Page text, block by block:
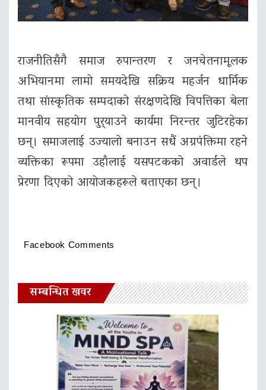
राजनीतिसँगै समाज रुपान्तरण र जनचेतनामूलक
अभियानमा लामो समयदेखि सक्रिय महर्जन धार्मिक
तथा सांस्कृतिक सम्पदाको संरक्षणदेखि विपत्तिका बेला
मानवीय सहयोग पुर्‍याउने कार्यमा निरन्तर जुटिरहेका
छन्। समाजलाई उज्यालो बनाउन सधैं अग्रपंक्तिमा रहने
व्यक्तिका रूपमा उहाँलाई यसपटकको अवार्डले थप
प्रेरणा दिएको आयोजकहरूले बताएका छन्।
Facebook Comments
सम्बन्धित खवर